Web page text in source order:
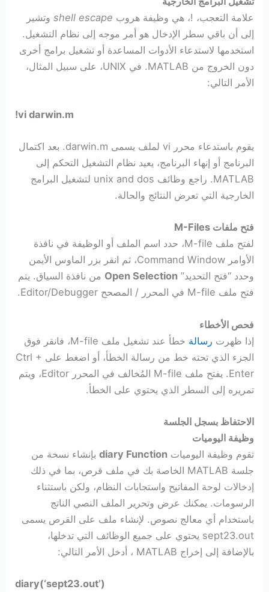
علامة التعجب، !، هي وظيفة هروب shell escape وتشير
إلى أن باقي سطر الإدخال هو أمر موجه إلى نظام التشغيل.
استخدمها لاستدعاء الأدوات المساعدة أو تشغيل برامج أخرى
دون الخروج من MATLAB. في UNIX، على سبيل المثال،
الأمر التالي:
!vi darwin.m
يقوم باستدعاء محرر vi لملف يسمى darwin.m. بعد اكتمال
البرنامج أو إنهاء البرنامج، يعيد نظام التشغيل التحكم إلى
MATLAB. راجع وظائف unix and dos لتشغيل البرامج
الخارجية التي تعرض النتائج والحالة.
فتح ملفات M-Files
لفتح ملف M-file، حدد اسم الملف أو الوظيفة في نافذة
الأوامر Command Window، ثم انقر بزر الماوس الأيمن
وحدد “فتح التحديد”Open Selection من نافذة السياق. يتم
فتح ملف M-file في المحرر / المصحح Editor/Debugger.
فحص الأخطاء
إذا ظهرت رسالة
خطأ عند تشغيل ملف M-file، فانقر فوق
الجزء الذي تحته خط من رسالة الخطأ، أو اضغط على Ctrl +
Enter. يفتح ملف M-file المُخالف في المحرر Editor، ويتم
تمريره إلى السطر الذي يحتوي على الخطأ.
الاحتفاظ بسجل الجلسة
وظيفة اليوميات
تقوم وظيفة اليومياتdiary Function بإنشاء نسخة من
جلسة MATLAB الخاصة بك في ملف قرص، بما في ذلك
إدخالات لوحة المفاتيح واستجابات النظام، ولكن باستثناء
الرسومات. يمكنك عرض وتحرير الملف النصي الناتج
باستخدام أي معالج نصوص. لإنشاء ملف على القرص يسمى
sept23.out يحتوي على جميع الوظائف التي تدخلها،
بالإضافة إلى إخراج MATLAB ، أدخل الأمر التالي:
diary(‘sept23.out’)